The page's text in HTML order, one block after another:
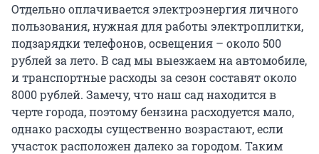
Отдельно оплачивается электроэнергия личного
пользования, нужная для работы электроплитки,
подзарядки телефонов, освещения – около 500
рублей за лето. В сад мы выезжаем на автомобиле,
и транспортные расходы за сезон составят около
8000 рублей. Замечу, что наш сад находится в
черте города, поэтому бензина расходуется мало,
однако расходы существенно возрастают, если
участок расположен далеко за городом. Таким